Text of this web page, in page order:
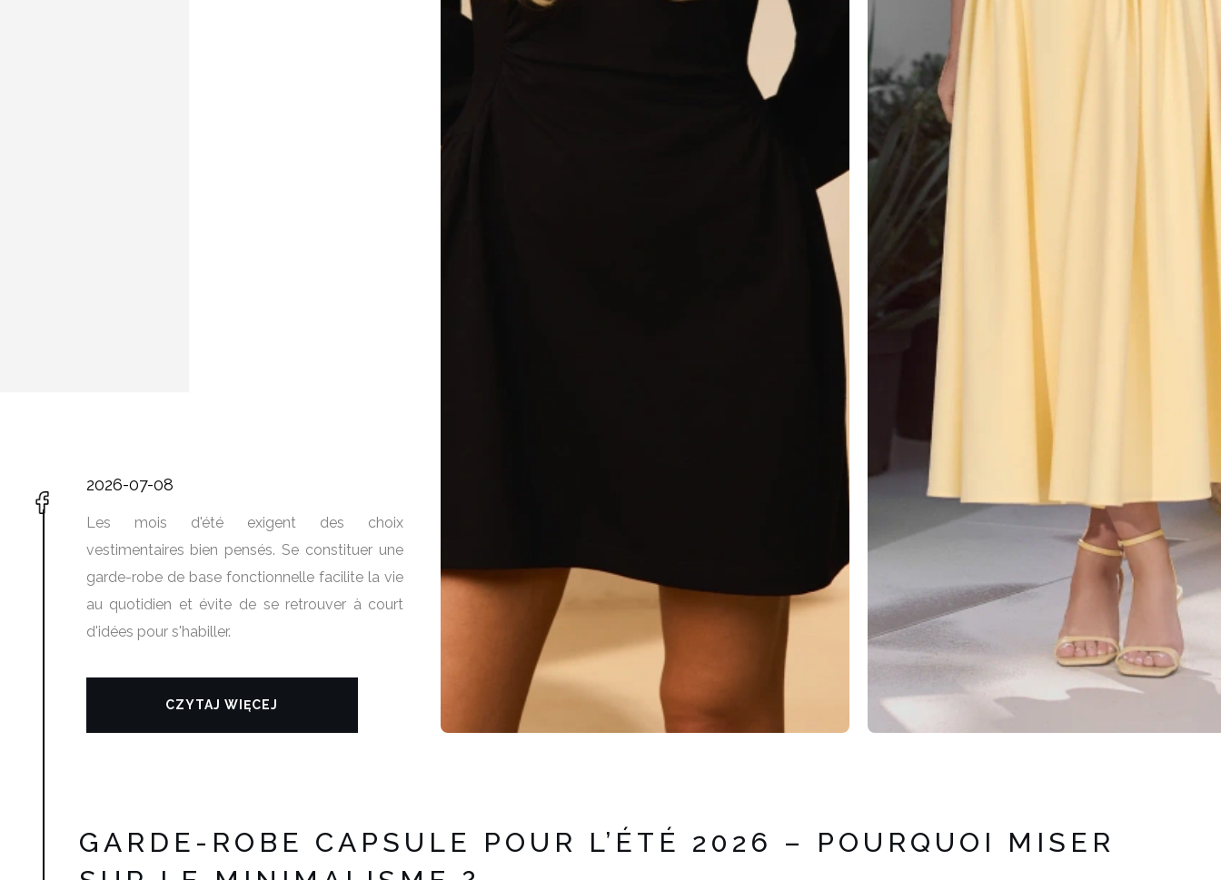
2026-07-08
Les mois d'été exigent des choix
vestimentaires bien pensés. Se constituer une
garde-robe de base fonctionnelle facilite la vie
au quotidien et évite de se retrouver à court
d'idées pour s'habiller.
CZYTAJ WIĘCEJ
GARDE-ROBE CAPSULE POUR L’ÉTÉ 2026 – POURQUOI MISER